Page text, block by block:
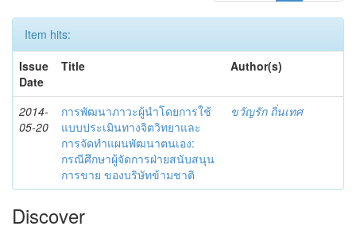
Item hits:
Issue
Date
Title Author(s)
2014-
05-20
การพัฒนาภาวะผู้นำโดยการใช้
แบบประเมินทางจิตวิทยาและ
การจัดทำแผนพัฒนาตนเอง:
กรณีศึกษาผู้จัดการฝ่ายสนับสนุน
การขาย ของบริษัทข้ามชาติ
ขวัญรัก ถิ่นเทศ
Discover